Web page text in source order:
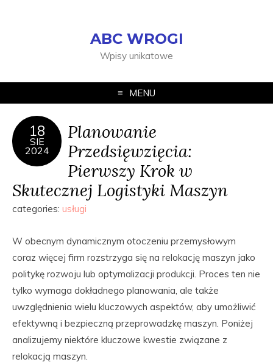
ABC WROGI
Wpisy unikatowe
MENU
18
SIE
2024
Planowanie
Przedsięwzięcia:
Pierwszy Krok w
Skutecznej Logistyki Maszyn
categories: usługi
W obecnym dynamicznym otoczeniu przemysłowym
coraz więcej firm rozstrzyga się na relokację maszyn jako
politykę rozwoju lub optymalizacji produkcji. Proces ten nie
tylko wymaga dokładnego planowania, ale także
uwzględnienia wielu kluczowych aspektów, aby umożliwić
efektywną i bezpieczną przeprowadzkę maszyn. Poniżej
analizujemy niektóre kluczowe kwestie związane z
relokacją maszyn.